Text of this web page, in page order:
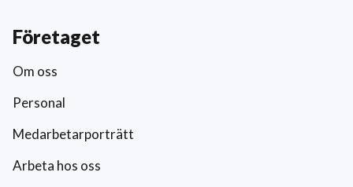
Företaget
Om oss
Personal
Medarbetarporträtt
Arbeta hos oss